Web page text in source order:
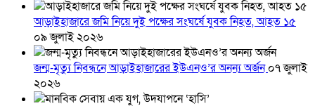
আড়াইহাজারে জমি নিয়ে দুই পক্ষের সংঘর্ষে যুবক নিহত, আহত ১৫
০৯ জুলাই ২০২৬
জন্ম-মৃত্যু নিবন্ধনে আড়াইহাজারের ইউএনও’র অনন্য অর্জন০৭ জুলাই
২০২৬